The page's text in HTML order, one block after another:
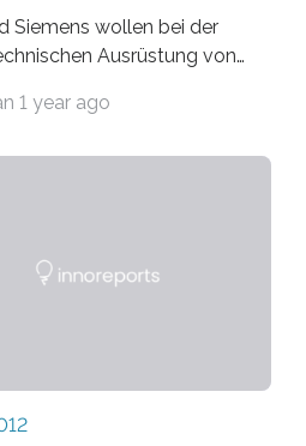
Siemens wollen bei der
Ausrüstung von
präsentierten die beiden
1 year ago